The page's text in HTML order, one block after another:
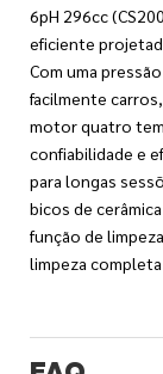
6pH 296cc
eficiente
Com uma
facilmente
motor quatro
confiabilidade e
para longas
bicos de
função de
limpeza completa